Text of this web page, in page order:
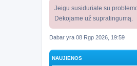
Jeigu susiduriate su
Dėkojame už supratingumą.
Dabar yra 08 Rgp 2026, 19:59
NAUJIENOS